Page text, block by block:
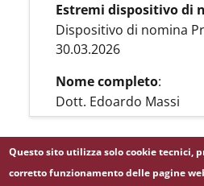
Estremi dispositivo di
Dispositivo di nomina
30.03.2026
Nome completo:
Dott. Edoardo Massi
Questo sito utilizza solo cookie tecnici,
corretto funzionamento delle pagine